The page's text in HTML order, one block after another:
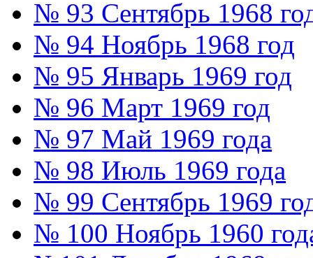
№ 93 Сентябрь 1968
№ 94 Ноябрь 1968 год
№ 95 Январь 1969 год
№ 96 Март 1969 год
№ 97 Май 1969 года
№ 98 Июль 1969 года
№ 99 Сентябрь 1969
№ 100 Ноябрь 1960